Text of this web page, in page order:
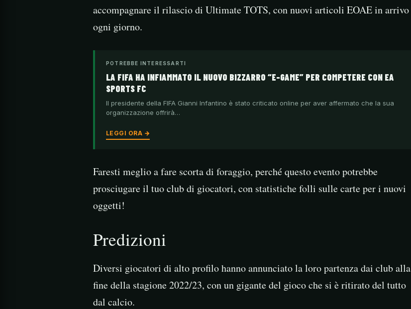
accompagnare il rilascio di Ultimate TOTS, con nuovi articoli EOAE in arrivo
ogni giorno.
POTREBBE INTERESSARTI
LA FIFA HA INFIAMMATO IL NUOVO BIZZARRO “E-GAME” PER COMPETERE CON EA
SPORTS FC
Il presidente della FIFA Gianni Infantino è stato criticato online per aver affermato che la sua
organizzazione offrirà…
LEGGI ORA →
Faresti meglio a fare scorta di foraggio, perché questo evento potrebbe
prosciugare il tuo club di giocatori, con statistiche folli sulle carte per i nuovi
oggetti!
Predizioni
Diversi giocatori di alto profilo hanno annunciato la loro partenza dai club alla
fine della stagione 2022/23, con un gigante del gioco che si è ritirato del tutto
dal calcio.